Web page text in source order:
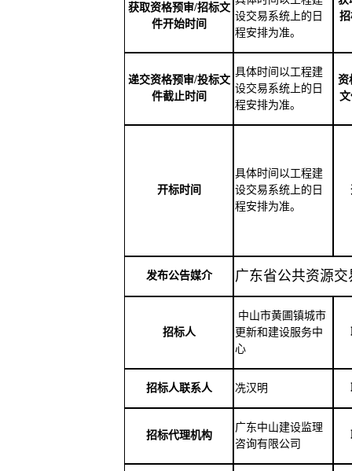
获取资格预审/招标文
件开始时间
设交易系统上的日
程安排为准。
递交资格预审/投标文
件截止时间
具体时间以工程建
设交易系统上的日
程安排为准。
资
开标时间
具体时间以工程建
设交易系统上的日
程安排为准。
发布公告媒介 广东省公共资源
招标人
中山市黄圃镇城市
更新和建设服务中
心
招标人联系人 冼汉明
招标代理机构
广东中山建设监理
咨询有限公司